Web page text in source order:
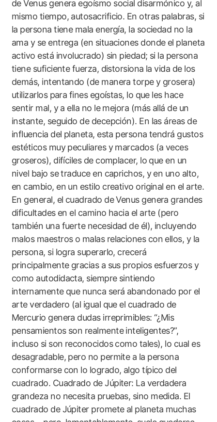
de Venus genera egoísmo social disarmónico y, al
mismo tiempo, autosacrificio. En otras palabras, si
la persona tiene mala energía, la sociedad no la
ama y se entrega (en situaciones donde el planeta
activo está involucrado) sin piedad; si la persona
tiene suficiente fuerza, distorsiona la vida de los
demás, intentando (de manera torpe y grosera)
utilizarlos para fines egoístas, lo que les hace
sentir mal, y a ella no le mejora (más allá de un
instante, seguido de decepción). En las áreas de
influencia del planeta, esta persona tendrá gustos
estéticos muy peculiares y marcados (a veces
groseros), difíciles de complacer, lo que en un
nivel bajo se traduce en caprichos, y en uno alto,
en cambio, en un estilo creativo original en el arte.
En general, el cuadrado de Venus genera grandes
dificultades en el camino hacia el arte (pero
también una fuerte necesidad de él), incluyendo
malos maestros o malas relaciones con ellos, y la
persona, si logra superarlo, crecerá
principalmente gracias a sus propios esfuerzos y
como autodidacta, siempre sintiendo
internamente que nunca será abandonado por el
arte verdadero (al igual que el cuadrado de
Mercurio genera dudas irreprimibles: “¿Mis
pensamientos son realmente inteligentes?”,
incluso si son reconocidos como tales), lo cual es
desagradable, pero no permite a la persona
conformarse con lo logrado, algo típico del
cuadrado. Cuadrado de Júpiter: La verdadera
grandeza no necesita pruebas, sino medida. El
cuadrado de Júpiter promete al planeta muchas